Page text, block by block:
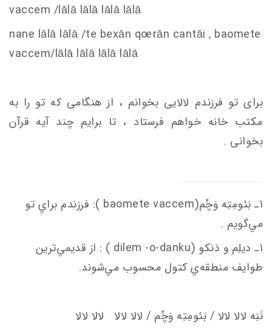
vaccem /lālā lālā lālā lālā
nane lālā lālā /te bexān qoerān cantāi , baomete
vaccem/lālā lālā lālā lālā
برای تو فرزندم لالایی بخوانم ، از هنگامی که تو را به
مکتب خانه خواهم فرستاد ، تا برایم چند آیه قرآن
بخوانی .
1ـ بَئومِتِه وَچِّم(baomete va ccem
): فرزندم برايِ تو
مي‌گويم .
1ـ ديلِم و دَنكو (dilem -o-danku ) : از قديمي‌ترين
طوايف منطقه‌ي كتول محسوب مي‌شوند.
نَنِه لالا لالا / بَئومِتِه وَچِّم / لالا لالا لالا لالا